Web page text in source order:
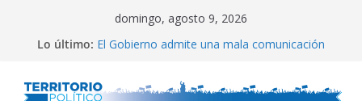
domingo, agosto 9, 2026
Lo último: El Gobierno admite una mala comunicación
Alta inflación en CABA